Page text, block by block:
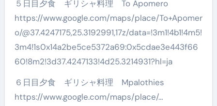
５日目夕食 ギリシャ料理 To Apomero
https://www.google.com/maps/place/To+Apomer
o/@37.4247175,25.3192991,17z/data=!3m1!4b1!4m5!
3m4!1s0x14a2be5ce5372a69:0x5cdae3e443f66
60!8m2!3d37.4247133!4d25.3214931?hl=ja
６日目夕食 ギリシャ料理 Mpalothies
https://www.google.com/maps/place/…